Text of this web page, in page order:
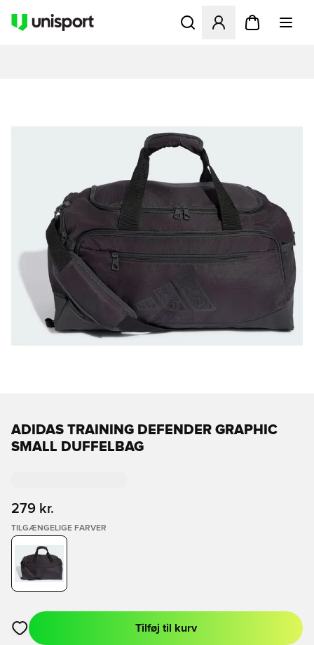
Åbner en Modal til at
ADIDAS TRAINING DEFENDER GRAPHIC
SMALL DUFFELBAG
279 kr.
TILGÆNGELIGE FARVER
Åbner en Modal til at logge ind eller tilmelde dig som medlem
Tilføj til kurv